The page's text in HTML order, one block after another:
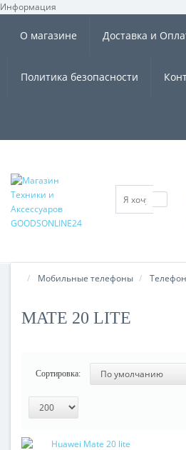
Информация
О магазине Доставка и
Политика безопасности
Мобильные телефоны
MATE 20 LITE
Сортировка: